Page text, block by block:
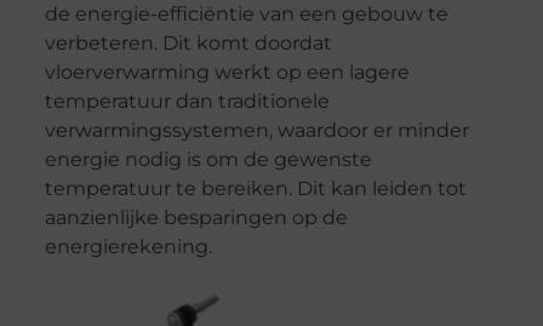
de energie-efficiëntie van een gebouw te
verbeteren. Dit komt doordat
vloerverwarming werkt op een lagere
temperatuur dan traditionele
verwarmingssystemen, waardoor er minder
energie nodig is om de gewenste
temperatuur te bereiken. Dit kan leiden tot
aanzienlijke besparingen op de
energierekening.